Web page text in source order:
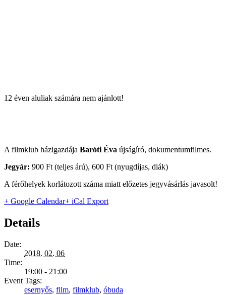
12 éven aluliak számára nem ajánlott!
A filmklub házigazdája Baróti Éva újságíró, dokumentumfilmes.
Jegyár: 900 Ft (teljes árú), 600 Ft (nyugdíjas, diák)
A férőhelyek korlátozott száma miatt előzetes jegyvásárlás javasolt!
+ Google Calendar+ iCal Export
Details
Date:
2018. 02. 06
Time:
19:00 - 21:00
Event Tags:
esernyős, film, filmklub, óbuda